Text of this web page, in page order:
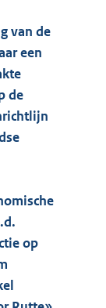
van de
een
de
op